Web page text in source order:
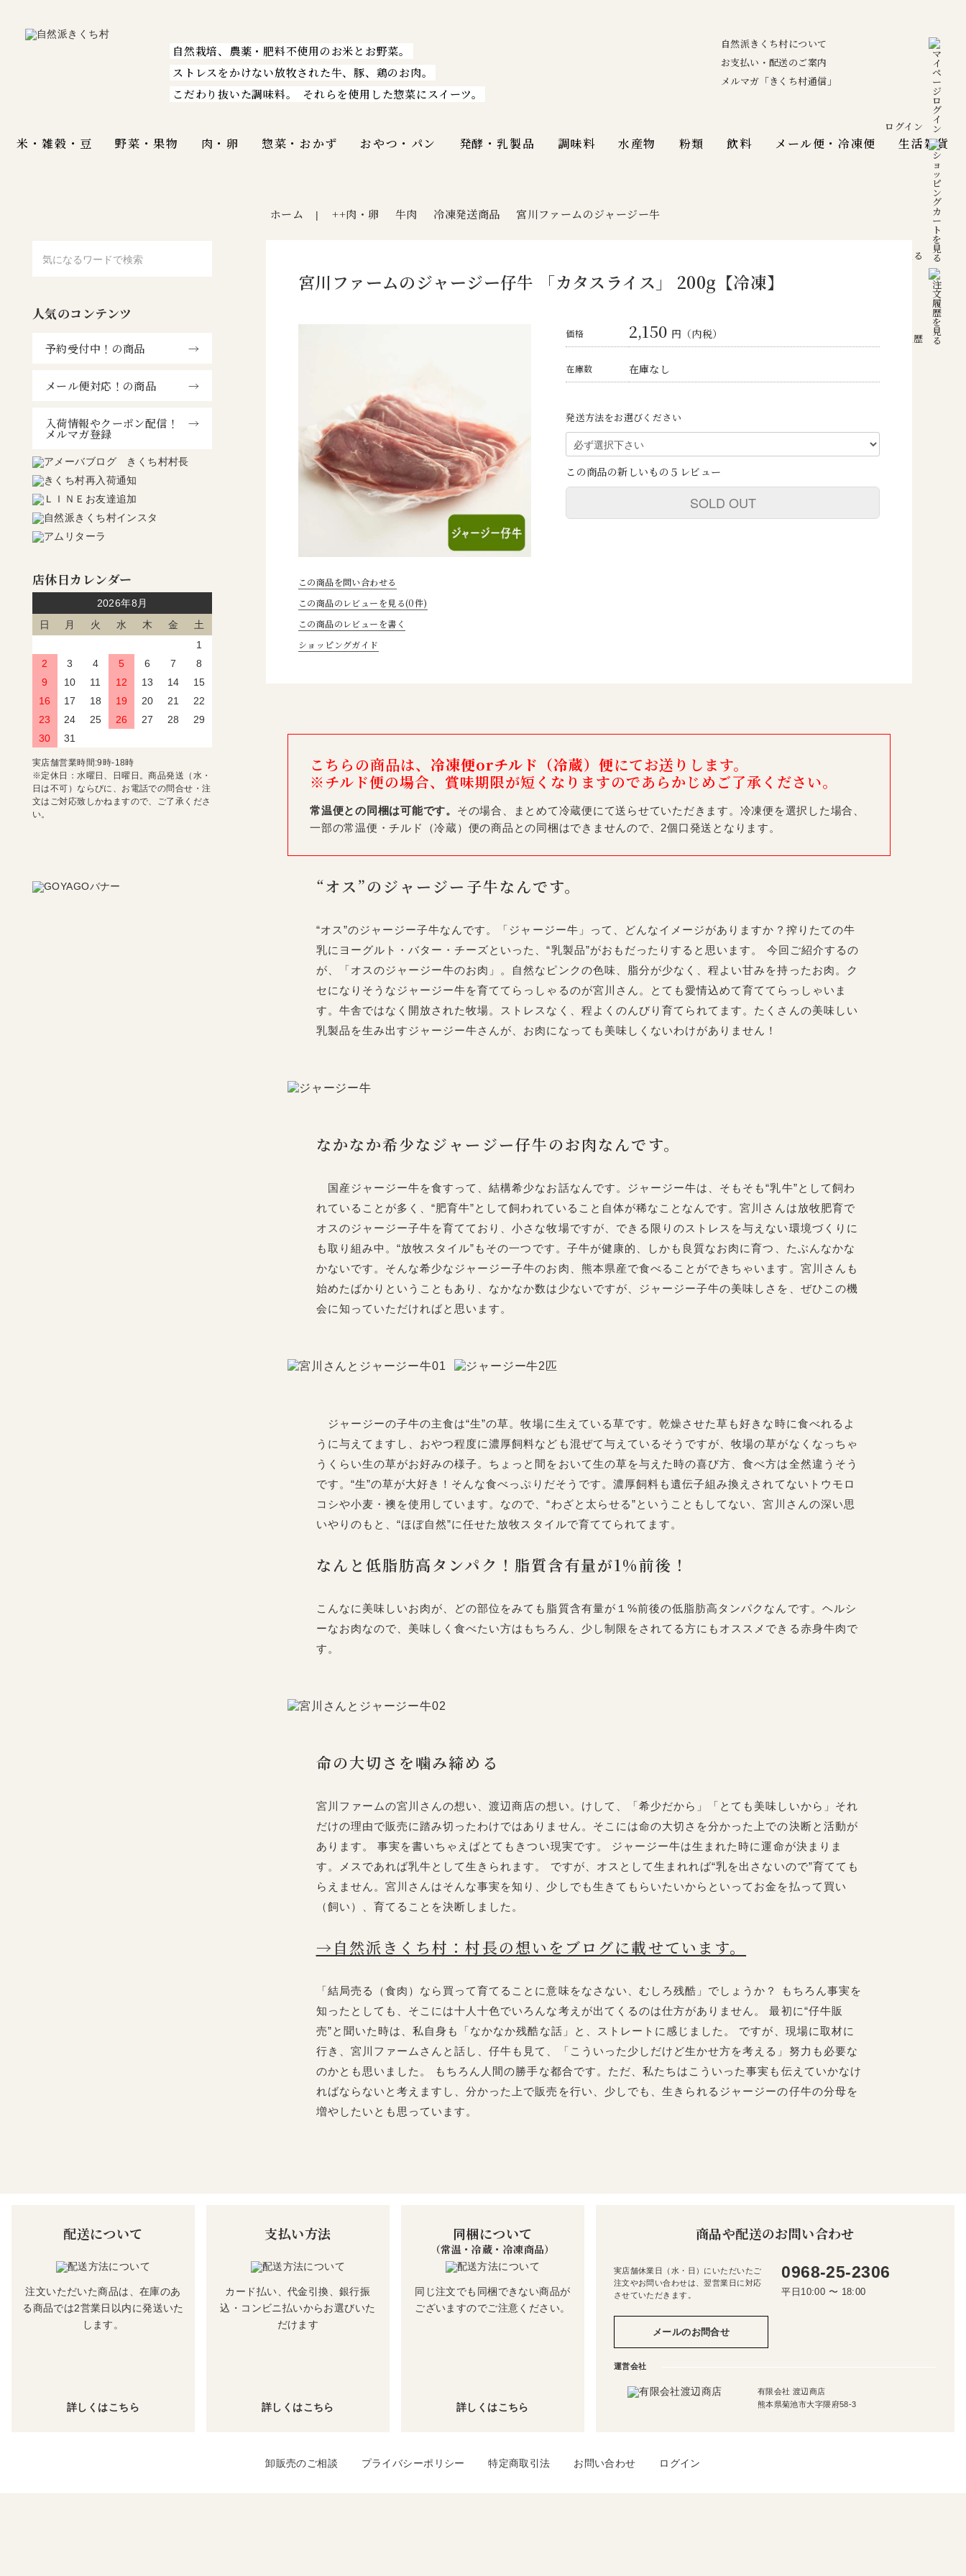
自然栽培、農薬・肥料不使用のお米とお野菜。
ストレスをかけない放牧された牛、豚、鶏のお肉。
こだわり抜いた調味料。
それらを使用した惣菜にスイーツ。
米・雑穀・豆 野菜・果物 肉・卵 惣菜・おかず おやつ・パン 発酵・乳製品 調味料 水産物 粉類 飲料 メール便・冷凍便 生活雑貨
自然派きくち村について
お支払い・配送のご案内
メルマガ「きくち村通信」
ログイン
カートを見る
注文履歴
ホーム | ++肉・卵 牛肉 冷凍発送商品 宮川ファームのジャージー牛
宮川ファームのジャージー仔牛 「カタスライス」 200g【冷凍】
この商品を問い合わせる
この商品のレビューを見る(0件)
この商品のレビューを書く
ショッピングガイド
価格 2,150 円（内税）
在庫数 在庫なし
発送方法をお選びください
この商品の新しいもの５レビュー
SOLD OUT
こちらの商品は、 冷凍便orチルド（冷蔵）便にてお送りします。
※チルド便の場合、賞味期限が短くなりますのであらかじめご了承ください。
常温便との同梱は可能です。 その場合、まとめて冷蔵便にて送らせていただきます。冷凍便を選択した場合、
一部の常温便・チルド（冷蔵）便の商品との同梱はできませんので、2個口発送となります。
“オス”のジャージー子牛なんです。
“オス”のジャージー子牛なんです。「ジャージー牛」って、どんなイメージがありますか？搾りたての牛
乳にヨーグルト・バター・チーズといった、“乳製品”がおもだったりすると思います。 今回ご紹介するの
が、「オスのジャージー牛のお肉」。自然なピンクの色味、脂分が少なく、程よい甘みを持ったお肉。ク
セになりそうなジャージー牛を育ててらっしゃるのが宮川さん。とても愛情込めて育ててらっしゃいま
す。牛舎ではなく開放された牧場。ストレスなく、程よくのんびり育てられてます。たくさんの美味しい
乳製品を生み出すジャージー牛さんが、お肉になっても美味しくないわけがありません！
なかなか希少なジャージー仔牛のお肉なんです。
国産ジャージー牛を食すって、結構希少なお話なんです。ジャージー牛は、そもそも“乳牛”として飼わ
れていることが多く、“肥育牛”として飼われていること自体が稀なことなんです。宮川さんは放牧肥育で
オスのジャージー子牛を育てており、小さな牧場ですが、できる限りのストレスを与えない環境づくりに
も取り組み中。“放牧スタイル”もその一つです。子牛が健康的、しかも良質なお肉に育つ、たぶんなかな
かないです。そんな希少なジャージー子牛のお肉、熊本県産で食べることができちゃいます。宮川さんも
始めたばかりということもあり、なかなか数は少ないですが、ジャージー子牛の美味しさを、ぜひこの機
会に知っていただければと思います。
ジャージーの子牛の主食は“生”の草。牧場に生えている草です。乾燥させた草も好きな時に食べれるよ
うに与えてますし、おやつ程度に濃厚飼料なども混ぜて与えているそうですが、牧場の草がなくなっちゃ
うくらい生の草がお好みの様子。ちょっと間をおいて生の草を与えた時の喜び方、食べ方は全然違うそう
です。“生”の草が大好き！そんな食べっぷりだそうです。濃厚飼料も遺伝子組み換えされてないトウモロ
コシや小麦・襖を使用しています。なので、“わざと太らせる”ということもしてない、宮川さんの深い思
いやりのもと、“ほぼ自然”に任せた放牧スタイルで育ててられてます。
なんと低脂肪高タンパク！脂質含有量が1%前後！
こんなに美味しいお肉が、どの部位をみても脂質含有量が１%前後の低脂肪高タンパクなんです。ヘルシ
ーなお肉なので、美味しく食べたい方はもちろん、少し制限をされてる方にもオススメできる赤身牛肉で
す。
命の大切さを噛み締める
宮川ファームの宮川さんの想い、渡辺商店の想い。けして、「希少だから」「とても美味しいから」それ
だけの理由で販売に踏み切ったわけではありません。そこには命の大切さを分かった上での決断と活動が
あります。 事実を書いちゃえばとてもきつい現実です。 ジャージー牛は生まれた時に運命が決まりま
す。メスであれば乳牛として生きられます。 ですが、オスとして生まれれば“乳を出さないので”育てても
らえません。宮川さんはそんな事実を知り、少しでも生きてもらいたいからといってお金を払って買い
（飼い）、育てることを決断しました。
→自然派きくち村：村長の想いをブログに載せています。
「結局売る（食肉）なら買って育てることに意味をなさない、むしろ残酷」でしょうか？ もちろん事実を
知ったとしても、そこには十人十色でいろんな考えが出てくるのは仕方がありません。 最初に“仔牛販
売”と聞いた時は、私自身も「なかなか残酷な話」と、ストレートに感じました。 ですが、現場に取材に
行き、宮川ファームさんと話し、仔牛も見て、「こういった少しだけど生かせ方を考える」努力も必要な
のかとも思いました。 もちろん人間の勝手な都合です。ただ、私たちはこういった事実も伝えていかなけ
ればならないと考えますし、分かった上で販売を行い、少しでも、生きられるジャージーの仔牛の分母を
増やしたいとも思っています。
人気のコンテンツ
予約受付中！の商品
メール便対応！の商品
入荷情報やクーポン配信！
メルマガ登録
店休日カレンダー
2026年8月
日
月 火 水 木 金
土
1
2
3 4 5 6 7
8
9
10 11 12 13 14
15
16
17 18 19 20 21
22
23
24 25 26 27 28
29
30
31
実店舗営業時間:9時-18時
※定休日：水曜日、日曜日。商品発送（水・
日は不可）ならびに、お電話での問合せ・注
文はご対応致しかねますので、ご了承くださ
い。
配送について
注文いただいた商品は、在庫のあ
る商品では2営業日以内に発送いた
します。
詳しくはこちら
支払い方法
カード払い、代金引換、銀行振
込・コンビニ払いからお選びいた
だけます
詳しくはこちら
同梱について
（常温・冷蔵・冷凍商品）
同じ注文でも同梱できない商品が
ございますのでご注意ください。
詳しくはこちら
商品や配送のお問い合わせ
実店舗休業日（水・日）にいただいたご
注文やお問い合わせは、翌営業日に対応
させていただきます。
0968-25-2306
平日10:00 〜 18:00
メールのお問合せ
運営会社
有限会社 渡辺商店
熊本県菊池市大字隈府58-3
卸販売のご相談 プライバシーポリシー 特定商取引法 お問い合わせ ログイン